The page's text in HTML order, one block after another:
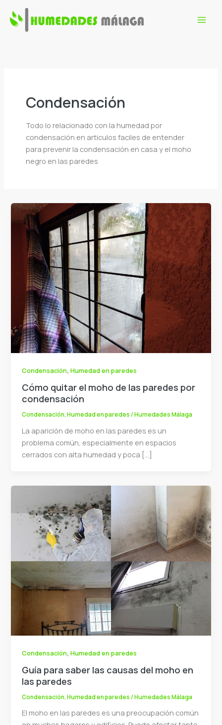
contenido
Condensación
Todo lo relacionado con la humedad por
condensación en articulos faciles de entender
para prevenir la condensación en casa y el moho
negro en las paredes
Condensación,Humedad en paredes
Cómo quitar el moho de las paredes por
condensación
Condensación,Humedad en paredes/Humedades Málaga
La aparición de moho en las paredes es un
problema común, especialmente en espacios
cerrados con alta humedad y poca […]
Condensación,Humedad en paredes
Guía para saber las causas del moho en
las paredes
Condensación,Humedad en paredes/Humedades Málaga
El moho en las paredes es una preocupación común